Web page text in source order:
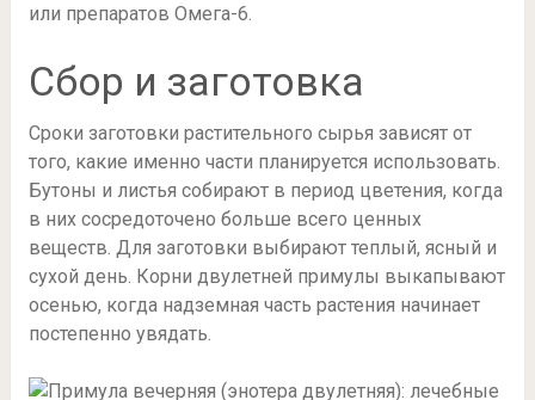
или препаратов Омега-6.
Сбор и заготовка
Сроки заготовки растительного сырья зависят от
того, какие именно части планируется использовать.
Бутоны и листья собирают в период цветения, когда
в них сосредоточено больше всего ценных
веществ. Для заготовки выбирают теплый, ясный и
сухой день. Корни двулетней примулы выкапывают
осенью, когда надземная часть растения начинает
постепенно увядать.